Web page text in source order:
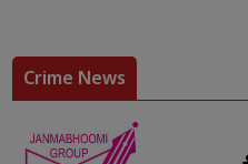
Crime News